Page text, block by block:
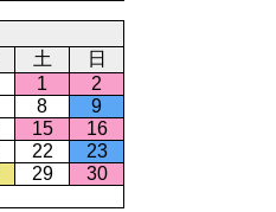
土
日
1
2
8
9
15
16
22
23
29
30